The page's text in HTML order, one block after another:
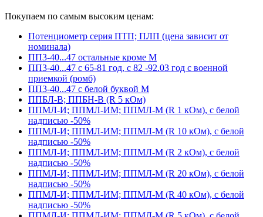
Покупаем по самым высоким ценам:
Потенциометр серия ПТП; ПЛП (цена зависит от
номинала)
ПП3-40...47 остальные кроме М
ПП3-40...47 с 65-81 год, с 82 -92.03 год с военной
приемкой (ромб)
ПП3-40...47 с белой буквой М
ППБЛ-В; ППБН-В (R 5 кОм)
ППМЛ-И; ППМЛ-ИМ; ППМЛ-М (R 1 кОм), с белой
надписью -50%
ППМЛ-И; ППМЛ-ИМ; ППМЛ-М (R 10 кОм), с белой
надписью -50%
ППМЛ-И; ППМЛ-ИМ; ППМЛ-М (R 2 кОм), с белой
надписью -50%
ППМЛ-И; ППМЛ-ИМ; ППМЛ-М (R 20 кОм), с белой
надписью -50%
ППМЛ-И; ППМЛ-ИМ; ППМЛ-М (R 40 кОм), с белой
надписью -50%